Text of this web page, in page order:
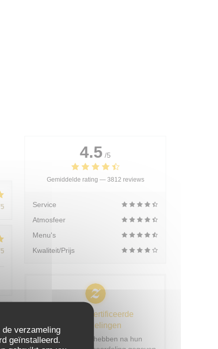
verzameling
geïnstalleerd.
4.5 /5
Gemiddelde rating — 3812 reviews
Service
Atmosfeer
Menu's
Kwaliteit/Prijs
100% gecertificeerde
beoordelingen
Onze klanten hebben na hun